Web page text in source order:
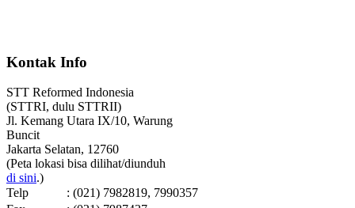
Kontak Info
STT Reformed Indonesia
(STTRI, dulu STTRII)
Jl. Kemang Utara IX/10, Warung
Buncit
Jakarta Selatan, 12760
(Peta lokasi bisa dilihat/diunduh
di sini.)
Telp
: (021) 7982819, 7990357